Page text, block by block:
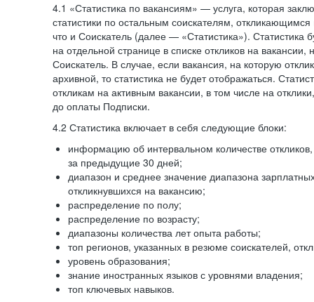
4.1 «Статистика по вакансиям» — услуга, которая
статистики по остальным соискателям,
что и Соискатель (далее — «Статистика»). Статистика
на отдельной странице в списке откликов на вакансии,
Соискатель. В случае, если вакансия, на которую
архивной, то статистика не будет отображаться.
откликам на активным вакансии, в том числе на
до оплаты Подписки.
4.2 Статистика включает в себя следующие блоки:
информацию об интервальном количестве
за предыдущие 30 дней;
диапазон и среднее значение диапазона
откликнувшихся на вакансию;
распределение по полу;
распределение по возрасту;
диапазоны количества лет опыта работы;
топ регионов, указанных в резюме соискателей,
уровень образования;
знание иностранных языков с уровнями владения;
топ ключевых навыков.